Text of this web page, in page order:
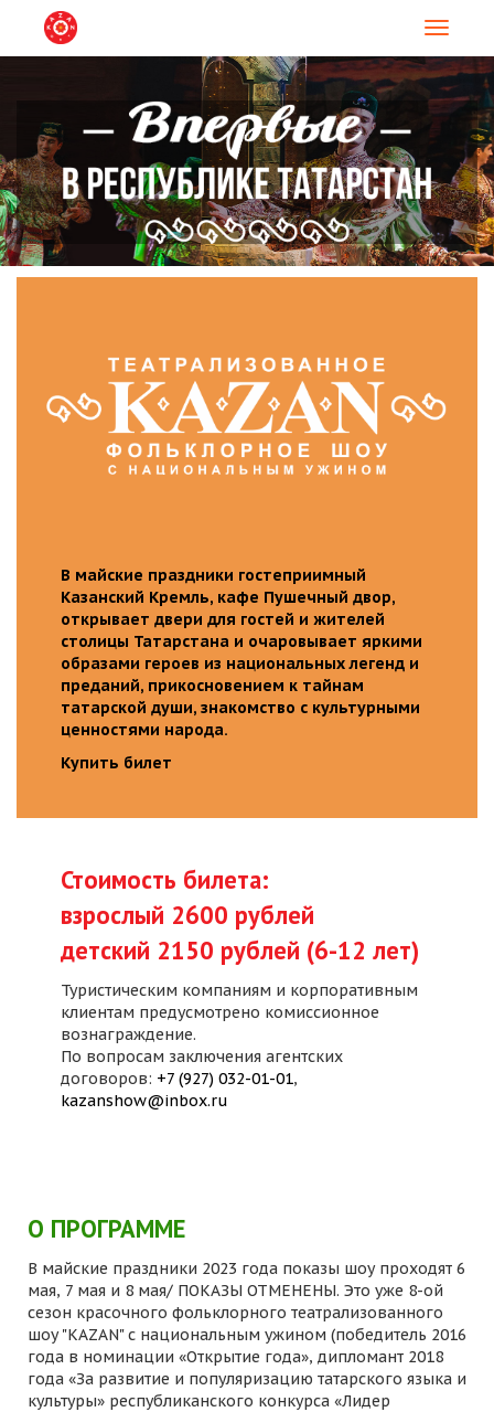
В майские праздники гостеприимный
Казанский Кремль, кафе Пушечный двор,
открывает двери для гостей и жителей
столицы Татарстана и очаровывает яркими
образами героев из национальных легенд и
преданий, прикосновением к тайнам
татарской души, знакомство с культурными
ценностями народа.
Купить билет
Стоимость билета:
взрослый 2600 рублей
детский 2150 рублей (6-12 лет)
Туристическим компаниям и корпоративным
клиентам предусмотрено комиссионное
вознаграждение.
По вопросам заключения агентских
договоров: +7 (927) 032-01-01,
kazanshow@inbox.ru
О ПРОГРАММЕ
В майские праздники 2023 года показы шоу проходят 6
мая, 7 мая и 8 мая/ ПОКАЗЫ ОТМЕНЕНЫ. Это уже 8-ой
сезон красочного фольклорного театрализованного
шоу "KAZAN" с национальным ужином (победитель 2016
года в номинации «Открытие года», дипломант 2018
года «За развитие и популяризацию татарского языка и
культуры» республиканского конкурса «Лидер